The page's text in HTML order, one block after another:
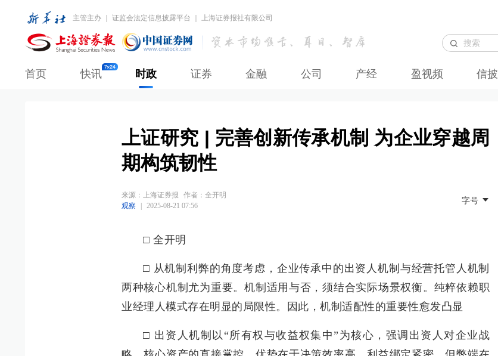
主管主办 ｜ 证监会法定信息披露平台 ｜ 上海证券报社有限公司
首页 快讯 时政 证券 金融 公司 产经 盈视频 信披
上证研究 | 完善创新传承机制 为企业穿越周
期构筑韧性
来源： 上海证券报
作者：全开明
观察
2025-08-21 07:56
字号
□ 全开明
□ 从机制利弊的角度考虑，企业传承中的出资人机制与经营托管人机制
两种核心机制尤为重要。机制适用与否，须结合实际场景权衡。纯粹依赖职
业经理人模式存在明显的局限性。因此，机制适配性的重要性愈发凸显
□ 出资人机制以“所有权与收益权集中”为核心，强调出资人对企业战